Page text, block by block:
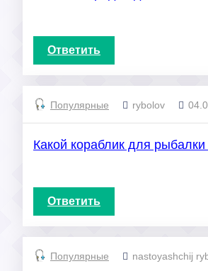
Ответить
Популярные rybolov
Какой кораблик для
Ответить
Популярные nastoyashchij